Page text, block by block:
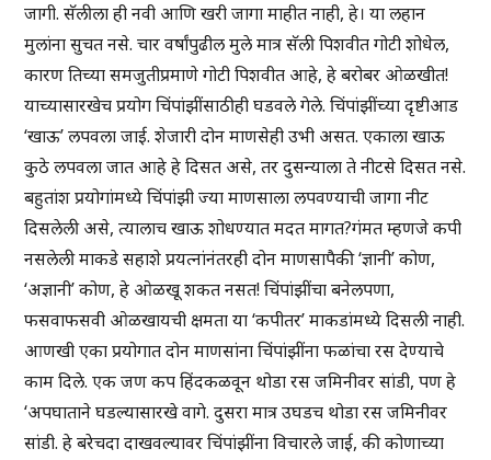
जागी. सॅलीला ही नवी आणि खरी जागा माहीत नाही, हे। या लहान
मुलांना सुचत नसे. चार वर्षांपुढील मुले मात्र सॅली पिशवीत गोटी शोधेल,
कारण तिच्या समजुतीप्रमाणे गोटी पिशवीत आहे, हे बरोबर ओळखीत!
याच्यासारखेच प्रयोग चिंपांझींसाठीही घडवले गेले. चिंपांझींच्या दृष्टीआड
‘खाऊ’ लपवला जाई. शेजारी दोन माणसेही उभी असत. एकाला खाऊ
कुठे लपवला जात आहे हे दिसत असे, तर दुसन्याला ते नीटसे दिसत नसे.
बहुतांश प्रयोगांमध्ये चिंपांझी ज्या माणसाला लपवण्याची जागा नीट
दिसलेली असे, त्यालाच खाऊ शोधण्यात मदत मागत?गंमत म्हणजे कपी
नसलेली माकडे सहाशे प्रयत्नांनंतरही दोन माणसापैकी ‘ज्ञानी’ कोण,
‘अज्ञानी’ कोण, हे ओळखू शकत नसत! चिंपांझींचा बनेलपणा,
फसवाफसवी ओळखायची क्षमता या ‘कपीतर’ माकडांमध्ये दिसली नाही.
आणखी एका प्रयोगात दोन माणसांना चिंपांझींना फळांचा रस देण्याचे
काम दिले. एक जण कप हिंदकळवून थोडा रस जमिनीवर सांडी, पण हे
‘अपघाताने घडल्यासारखे वागे. दुसरा मात्र उघडच थोडा रस जमिनीवर
सांडी. हे बरेचदा दाखवल्यावर चिंपांझींना विचारले जाई, की कोणाच्या